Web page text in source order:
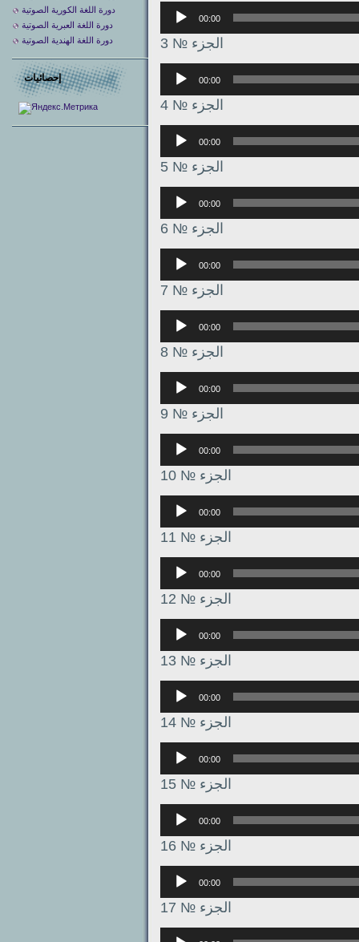
Аудиоплеер
00:00
الجزء № 3
Аудиоплеер
00:00
الجزء № 4
Аудиоплеер
00:00
الجزء № 5
Аудиоплеер
00:00
الجزء № 6
Аудиоплеер
00:00
الجزء № 7
Аудиоплеер
00:00
الجزء № 8
Аудиоплеер
00:00
الجزء № 9
Аудиоплеер
00:00
الجزء № 10
Аудиоплеер
00:00
الجزء № 11
Аудиоплеер
00:00
الجزء № 12
Аудиоплеер
00:00
الجزء № 13
Аудиоплеер
00:00
الجزء № 14
Аудиоплеер
00:00
الجزء № 15
Аудиоплеер
00:00
الجزء № 16
Аудиоплеер
00:00
الجزء № 17
Аудиоплеер
دورة اللغة الكورية الصوتية
دورة اللغة العبرية الصوتية
دورة اللغة الهندية الصوتية
إحصائيات